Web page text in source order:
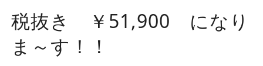
税抜き ￥51,900 になり
ま～す！！